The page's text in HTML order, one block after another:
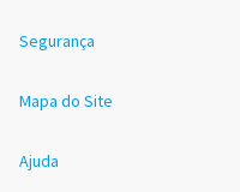
Segurança
Mapa do Site
Ajuda